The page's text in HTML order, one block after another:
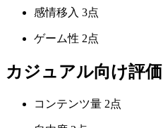
感情移入 3点
ゲーム性 2点
カジュアル向け評価
コンテンツ量 2点